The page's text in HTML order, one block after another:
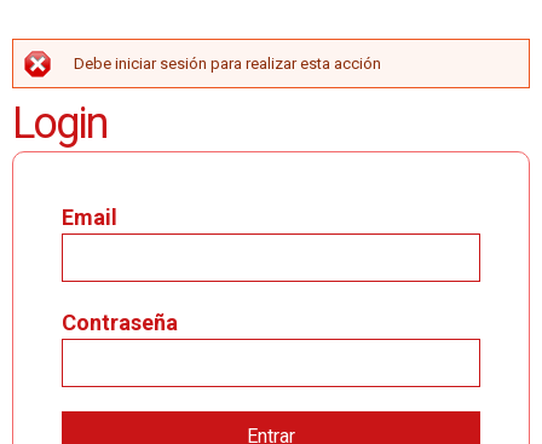
MENSAJE DE ERROR
Debe iniciar sesión para realizar esta acción
Login
Email
Contraseña